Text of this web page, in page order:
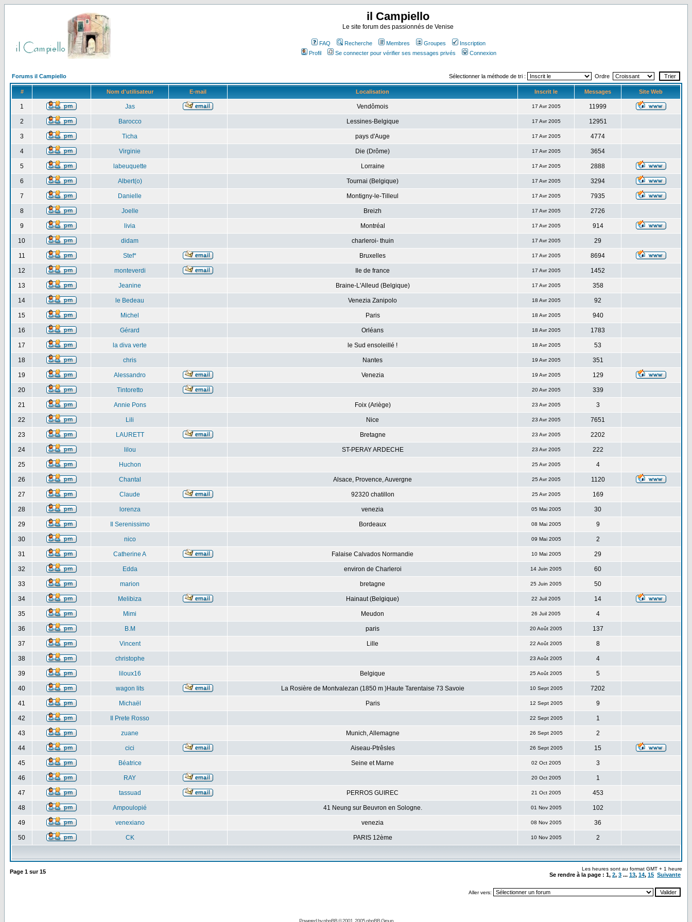
il Campiello
Le site forum des passionnés de Venise
FAQ Recherche Membres Groupes
Inscription
Profil
Se connecter pour vérifier ses messages privés Connexion
Forums il Campiello Sélectionner la méthode de tri : Ordre
# Nom d'utilisateur E-mail Localisation Inscrit le Messages Site Web
1 Jas Vendômois 17 Avr 2005 11999
2 Barocco Lessines-Belgique 17 Avr 2005 12951
3 Ticha pays d'Auge 17 Avr 2005 4774
4 Virginie Die (Drôme) 17 Avr 2005 3654
5 labeuquette Lorraine 17 Avr 2005 2888
6 Albert(o) Tournai (Belgique) 17 Avr 2005 3294
7 Danielle Montigny-le-Tilleul 17 Avr 2005 7935
8 Joelle Breizh 17 Avr 2005 2726
9 livia Montréal 17 Avr 2005 914
10 didam charleroi- thuin 17 Avr 2005 29
11 Stef* Bruxelles 17 Avr 2005 8694
12 monteverdi Ile de france 17 Avr 2005 1452
13 Jeanine Braine-L'Alleud (Belgique) 17 Avr 2005 358
14 le Bedeau Venezia Zanipolo 18 Avr 2005 92
15 Michel Paris 18 Avr 2005 940
16 Gérard Orléans 18 Avr 2005 1783
17 la diva verte le Sud ensoleillé ! 18 Avr 2005 53
18 chris Nantes 19 Avr 2005 351
19 Alessandro Venezia 19 Avr 2005 129
20 Tintoretto 20 Avr 2005 339
21 Annie Pons Foix (Ariège) 23 Avr 2005 3
22 Lili Nice 23 Avr 2005 7651
23 LAURETT Bretagne 23 Avr 2005 2202
24 lilou ST-PERAY ARDECHE 23 Avr 2005 222
25 Huchon 25 Avr 2005 4
26 Chantal Alsace, Provence, Auvergne 25 Avr 2005 1120
27 Claude 92320 chatillon 25 Avr 2005 169
28 lorenza venezia 05 Mai 2005 30
29 Il Serenissimo Bordeaux 08 Mai 2005 9
30 nico 09 Mai 2005 2
31 Catherine A Falaise Calvados Normandie 10 Mai 2005 29
32 Edda environ de Charleroi 14 Juin 2005 60
33 marion bretagne 25 Juin 2005 50
34 Melibiza Hainaut (Belgique) 22 Juil 2005 14
35 Mimi Meudon 26 Juil 2005 4
36 B.M paris 20 Août 2005 137
37 Vincent Lille 22 Août 2005 8
38 christophe 23 Août 2005 4
39 liloux16 Belgique 25 Août 2005 5
40 wagon lits La Rosière de Montvalezan (1850 m )Haute Tarentaise 73 Savoie 10 Sept 2005 7202
41 Michaël Paris 12 Sept 2005 9
42 Il Prete Rosso 22 Sept 2005 1
43 zuane Munich, Allemagne 26 Sept 2005 2
44 cici Aiseau-Ptrêsles 26 Sept 2005 15
45 Béatrice Seine et Marne 02 Oct 2005 3
46 RAY 20 Oct 2005 1
47 tassuad PERROS GUIREC 21 Oct 2005 453
48 Ampoulopié 41 Neung sur Beuvron en Sologne. 01 Nov 2005 102
49 venexiano venezia 08 Nov 2005 36
50 CK PARIS 12ème 10 Nov 2005 2
Page 1 sur15 Les heures sont au format GMT + 1 heure
Se rendre à la page : 1, 2, 3 ... 13, 14, 15 Suivante
Aller vers:
Powered byphpBB© 2001, 2005 phpBB Group